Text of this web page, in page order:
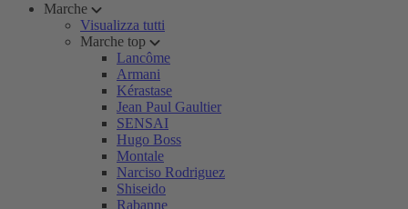
Marche
Visualizza tutti
Marche top
Lancôme
Armani
Kérastase
Jean Paul Gaultier
SENSAI
Hugo Boss
Montale
Narciso Rodriguez
Shiseido
Rabanne